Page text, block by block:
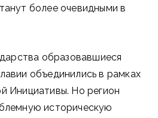
более очевидными в
образовавшиеся
объединились в рамках
Инициативы. Но регион
историческую